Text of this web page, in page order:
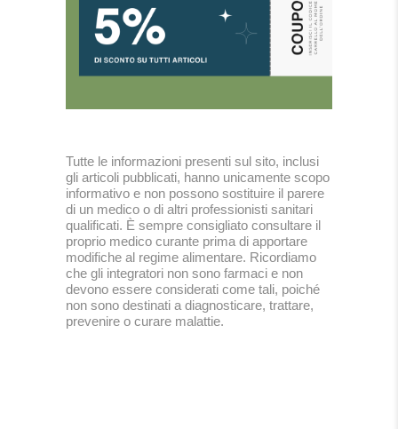
Tutte le informazioni presenti sul sito, inclusi
gli articoli pubblicati, hanno unicamente scopo
informativo e non possono sostituire il parere
di un medico o di altri professionisti sanitari
qualificati. È sempre consigliato consultare il
proprio medico curante prima di apportare
modifiche al regime alimentare. Ricordiamo
che gli integratori non sono farmaci e non
devono essere considerati come tali, poiché
non sono destinati a diagnosticare, trattare,
prevenire o curare malattie.